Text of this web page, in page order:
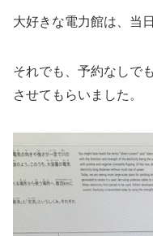
大好きな電力館は、当
それでも、予約なしで
させてもらいました。